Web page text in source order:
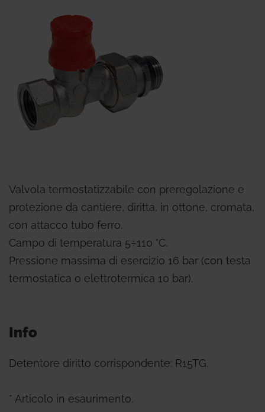
Valvola termostatizzabile con preregolazione e
protezione da cantiere, diritta, in ottone, cromata,
con attacco tubo ferro.
Campo di temperatura 5÷110 °C.
Pressione massima di esercizio 16 bar (con testa
termostatica o elettrotermica 10 bar).
Info
Detentore diritto corrispondente: R15TG.
* Articolo in esaurimento.